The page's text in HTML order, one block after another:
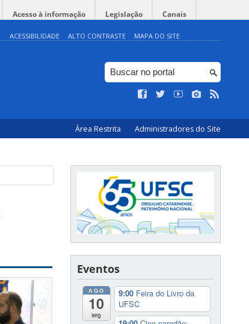
Acesso à informação Legislação Canais
ACESSIBILIDADE ALTO CONTRASTE MAPA DO SITE
Área Restrita Administradores do Site
Eventos
AGO
10
seg
9:00 Feira do Livro da
UFSC